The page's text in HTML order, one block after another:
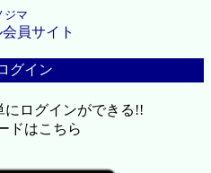
ジマ
員サイト
グイン
にログインができる!!
ドはこちら